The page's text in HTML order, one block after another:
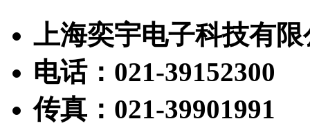
上海奕宇电子科技有限
电话：021-39152300
传真：021-39901991